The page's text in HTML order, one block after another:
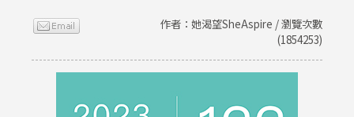
作者：她渴望SheAspire / 瀏覽次數
(1854253)